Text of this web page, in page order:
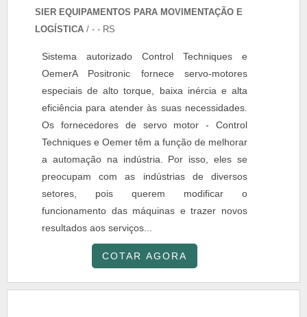
SIER EQUIPAMENTOS PARA MOVIMENTAÇÃO E
LOGÍSTICA / - - RS
Sistema autorizado Control Techniques e
OemerA Positronic fornece servo-motores
especiais de alto torque, baixa inércia e alta
eficiência para atender às suas necessidades.
Os fornecedores de servo motor - Control
Techniques e Oemer têm a função de melhorar
a automação na indústria. Por isso, eles se
preocupam com as indústrias de diversos
setores, pois querem modificar o
funcionamento das máquinas e trazer novos
resultados aos serviços...
COTAR AGORA